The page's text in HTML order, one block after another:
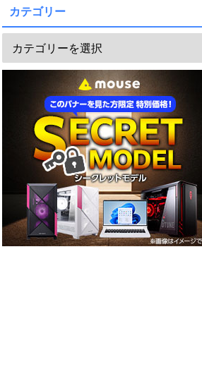
カテゴリー